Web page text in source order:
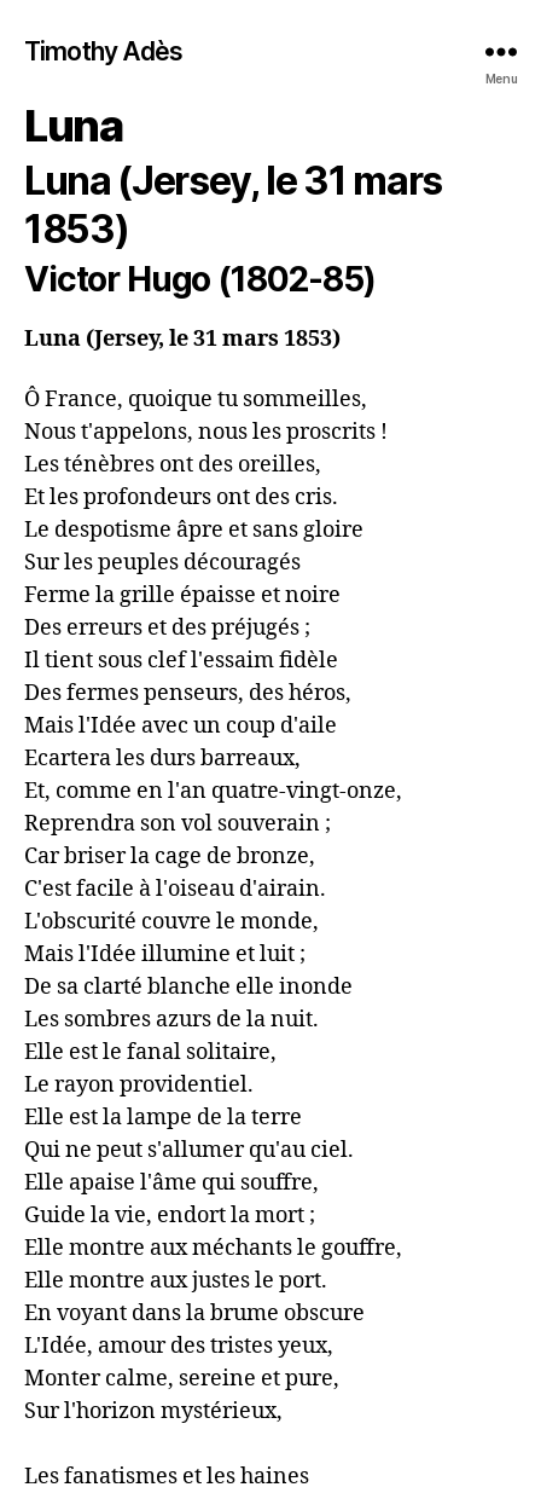
Timothy Adès
Menu
Luna
Luna (Jersey, le 31 mars
1853)
Victor Hugo (1802-85)
Luna (Jersey, le 31 mars 1853)
Ô France, quoique tu sommeilles,
Nous t'appelons, nous les proscrits !
Les ténèbres ont des oreilles,
Et les profondeurs ont des cris.
Le despotisme âpre et sans gloire
Sur les peuples découragés
Ferme la grille épaisse et noire
Des erreurs et des préjugés ;
Il tient sous clef l'essaim fidèle
Des fermes penseurs, des héros,
Mais l'Idée avec un coup d'aile
Ecartera les durs barreaux,
Et, comme en l'an quatre-vingt-onze,
Reprendra son vol souverain ;
Car briser la cage de bronze,
C'est facile à l'oiseau d'airain.
L'obscurité couvre le monde,
Mais l'Idée illumine et luit ;
De sa clarté blanche elle inonde
Les sombres azurs de la nuit.
Elle est le fanal solitaire,
Le rayon providentiel.
Elle est la lampe de la terre
Qui ne peut s'allumer qu'au ciel.
Elle apaise l'âme qui souffre,
Guide la vie, endort la mort ;
Elle montre aux méchants le gouffre,
Elle montre aux justes le port.
En voyant dans la brume obscure
L'Idée, amour des tristes yeux,
Monter calme, sereine et pure,
Sur l'horizon mystérieux,
Les fanatismes et les haines